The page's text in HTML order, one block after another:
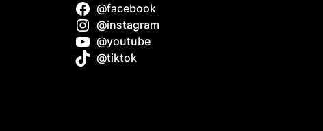
@facebook
@instagram
@youtube
@tiktok